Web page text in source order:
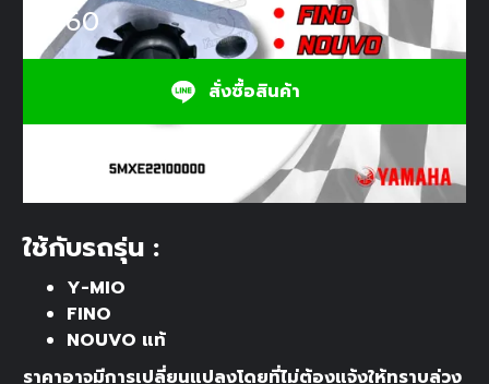
460
สั่งซื้อสินค้า
ตัวปรับตั้งความตึง
ใช้กับรถรุ่น :
Y-MIO
FINO
NOUVO แท้
ราคาอาจมีการเปลี่ยนแปลงโดยที่ไม่ต้องแจ้งให้ทราบล่วง